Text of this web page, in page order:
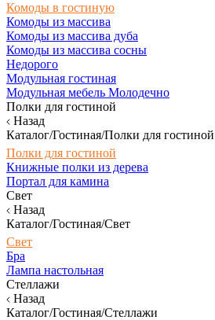
Комоды в гостиную
Комоды из массива
Комоды из массива дуба
Комоды из массива сосны
Недорого
Модульная гостиная
Модульная мебель Молодечно
Полки для гостиной
Назад
Каталог/Гостиная/Полки для гостиной
Полки для гостиной
Книжные полки из дерева
Портал для камина
Свет
Назад
Каталог/Гостиная/Свет
Свет
Бра
Лампа настольная
Стеллажи
Назад
Каталог/Гостиная/Стеллажи